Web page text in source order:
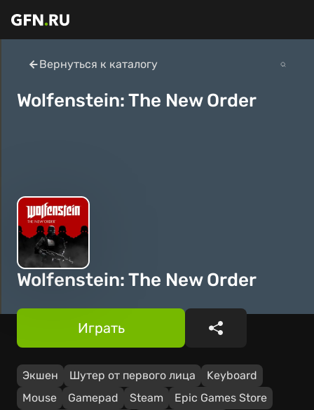
Вернуться к каталогу
Wolfenstein: The New Order
Wolfenstein: The New Order
Экшен Шутер от первого лица
Keyboard
Mouse
Gamepad Steam
Epic Games Store
Играть Поделиться